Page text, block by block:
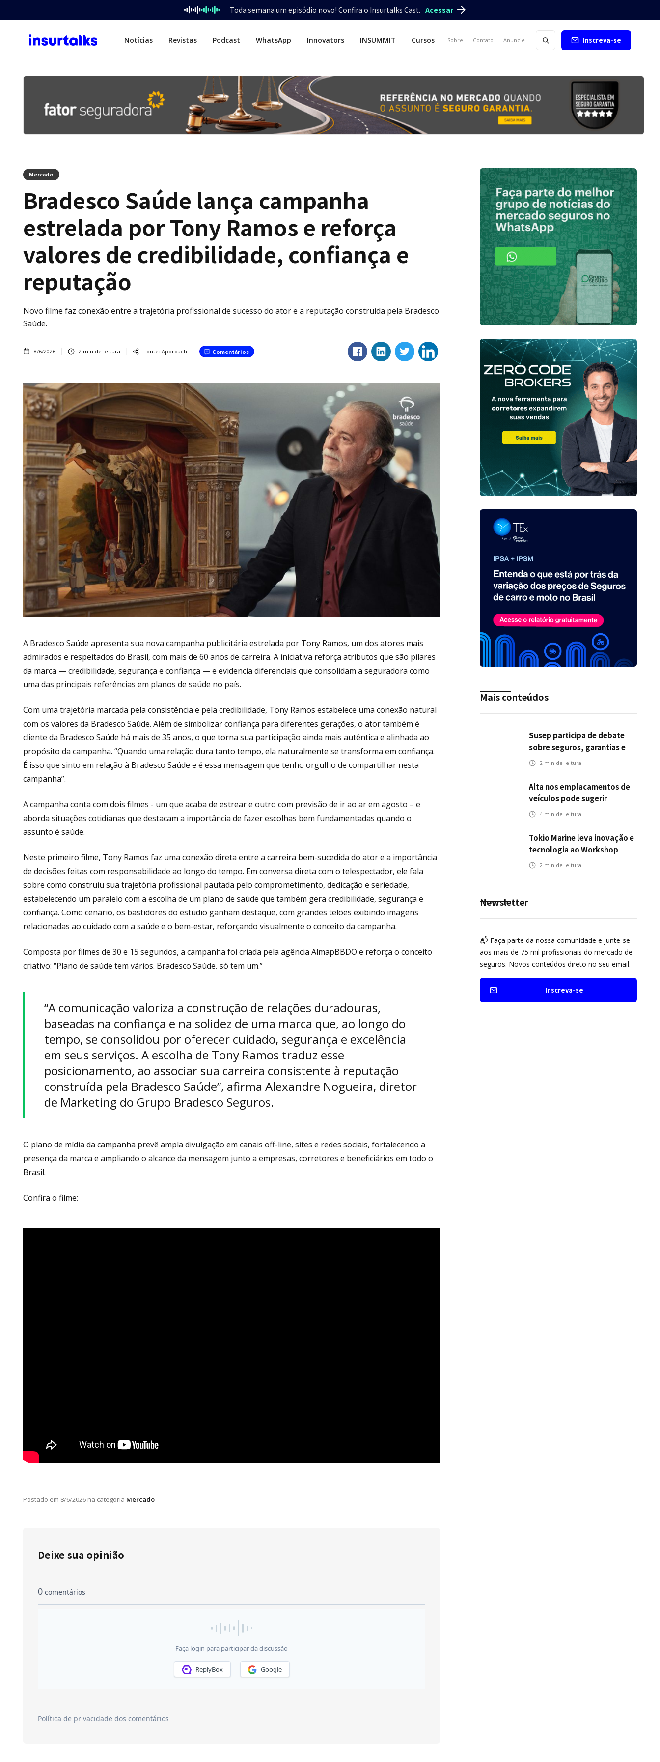
Toda semana um episódio novo! Confira o Insurtalks Cast. Acessar
Notícias Revistas Podcast WhatsApp Innovators INSUMMIT Cursos Sobre Contato Anuncie Inscreva-se
Mercado
Bradesco Saúde lança campanha
estrelada por Tony Ramos e reforça
valores de credibilidade, confiança e
reputação
Novo filme faz conexão entre a trajetória profissional de sucesso do ator e a reputação construída pela Bradesco
Saúde.
8/6/2026 2 min de leitura Fonte: Approach Comentários
A Bradesco Saúde apresenta sua nova campanha publicitária estrelada por Tony Ramos, um dos atores mais
admirados e respeitados do Brasil, com mais de 60 anos de carreira. A iniciativa reforça atributos que são pilares
da marca — credibilidade, segurança e confiança — e evidencia diferenciais que consolidam a seguradora como
uma das principais referências em planos de saúde no país.
Com uma trajetória marcada pela consistência e pela credibilidade, Tony Ramos estabelece uma conexão natural
com os valores da Bradesco Saúde. Além de simbolizar confiança para diferentes gerações, o ator também é
cliente da Bradesco Saúde há mais de 35 anos, o que torna sua participação ainda mais autêntica e alinhada ao
propósito da campanha. “Quando uma relação dura tanto tempo, ela naturalmente se transforma em confiança.
É isso que sinto em relação à Bradesco Saúde e é essa mensagem que tenho orgulho de compartilhar nesta
campanha”.
A campanha conta com dois filmes - um que acaba de estrear e outro com previsão de ir ao ar em agosto – e
aborda situações cotidianas que destacam a importância de fazer escolhas bem fundamentadas quando o
assunto é saúde.
Neste primeiro filme, Tony Ramos faz uma conexão direta entre a carreira bem-sucedida do ator e a importância
de decisões feitas com responsabilidade ao longo do tempo. Em conversa direta com o telespectador, ele fala
sobre como construiu sua trajetória profissional pautada pelo comprometimento, dedicação e seriedade,
estabelecendo um paralelo com a escolha de um plano de saúde que também gera credibilidade, segurança e
confiança. Como cenário, os bastidores do estúdio ganham destaque, com grandes telões exibindo imagens
relacionadas ao cuidado com a saúde e o bem-estar, reforçando visualmente o conceito da campanha.
Composta por filmes de 30 e 15 segundos, a campanha foi criada pela agência AlmapBBDO e reforça o conceito
criativo: “Plano de saúde tem vários. Bradesco Saúde, só tem um.”
“A comunicação valoriza a construção de relações duradouras,
baseadas na confiança e na solidez de uma marca que, ao longo do
tempo, se consolidou por oferecer cuidado, segurança e excelência
em seus serviços. A escolha de Tony Ramos traduz esse
posicionamento, ao associar sua carreira consistente à reputação
construída pela Bradesco Saúde”, afirma Alexandre Nogueira, diretor
de Marketing do Grupo Bradesco Seguros.
O plano de mídia da campanha prevê ampla divulgação em canais off-line, sites e redes sociais, fortalecendo a
presença da marca e ampliando o alcance da mensagem junto a empresas, corretores e beneficiários em todo o
Brasil.
Confira o filme:
Postado em 8/6/2026 na categoria Mercado
Deixe sua opinião
Mais conteúdos
Susep participa de debate
sobre seguros, garantias e
riscos em infraestrutura de
2 min de leitura
Alta nos emplacamentos de
veículos pode sugerir
oportunidades para o seguro
4 min de leitura
Tokio Marine leva inovação e
tecnologia ao Workshop
Integrativo da Poli-USP
2 min de leitura
Newsletter
📬 Faça parte da nossa comunidade e junte-se
aos mais de 75 mil profissionais do mercado de
seguros. Novos conteúdos direto no seu email.
Inscreva-se